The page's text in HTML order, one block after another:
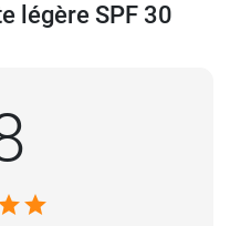
légère SPF 30